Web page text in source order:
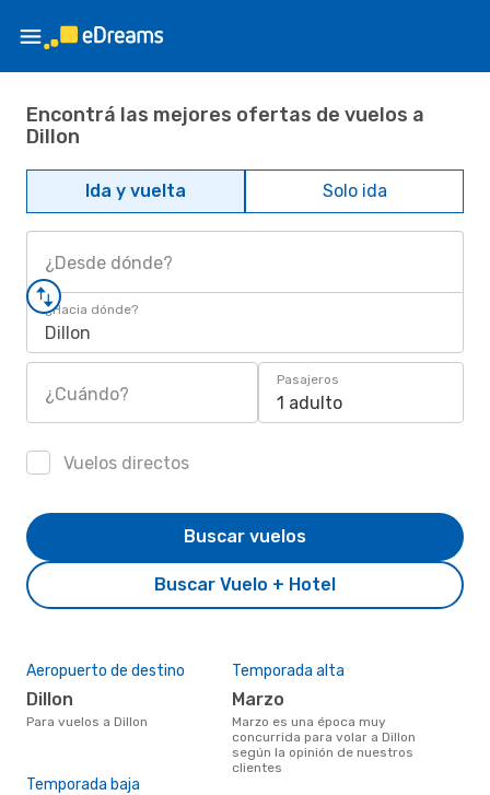
Encontrá las mejores ofertas de vuelos a
Dillon
Ida y vuelta Solo ida
¿Desde dónde?
¿Hacia dónde?
Dillon
¿Cuándo?
Pasajeros
1 adulto
Vuelos directos
Buscar Vuelo + Hotel
Buscar vuelos
Aeropuerto de destino
Dillon
Para vuelos a Dillon
Temporada alta
marzo
marzo es una época muy
concurrida para volar a Dillon
según la opinión de nuestros
clientes
Temporada baja